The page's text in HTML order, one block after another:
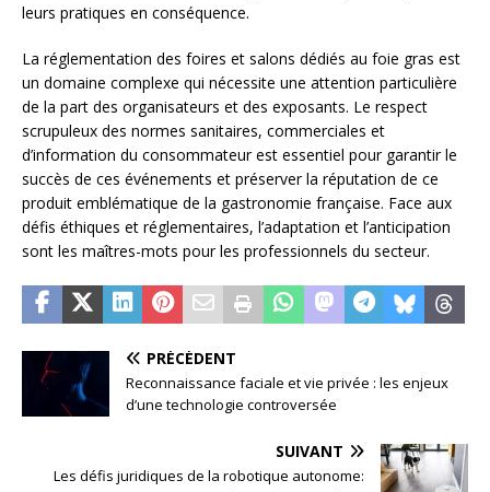
leurs pratiques en conséquence.
La réglementation des foires et salons dédiés au foie gras est
un domaine complexe qui nécessite une attention particulière
de la part des organisateurs et des exposants. Le respect
scrupuleux des normes sanitaires, commerciales et
d’information du consommateur est essentiel pour garantir le
succès de ces événements et préserver la réputation de ce
produit emblématique de la gastronomie française. Face aux
défis éthiques et réglementaires, l’adaptation et l’anticipation
sont les maîtres-mots pour les professionnels du secteur.
PRÉCÉDENT
Reconnaissance faciale et vie privée : les enjeux
d’une technologie controversée
SUIVANT
Les défis juridiques de la robotique autonome: